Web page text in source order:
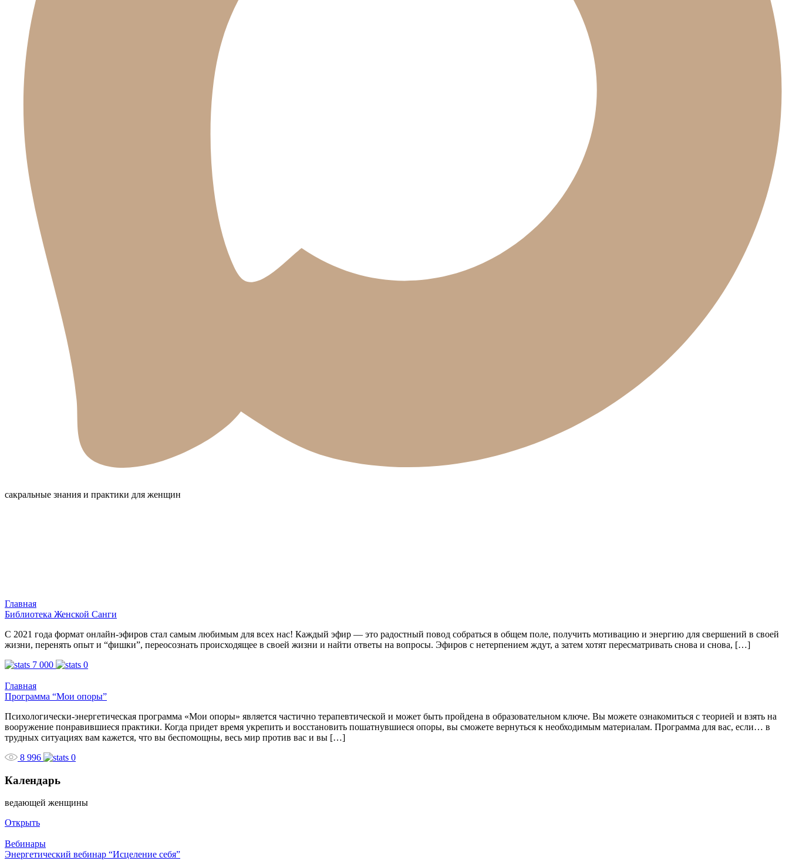
сакральные знания и практики для женщин
Главная
Библиотека Женской Санги
С 2021 года формат онлайн-эфиров стал самым любимым для всех нас! Каждый эфир — это радостный повод собраться в общем поле, получить мотивацию и энергию для свершений в своей
жизни, перенять опыт и “фишки”, переосознать происходящее в своей жизни и найти ответы на вопросы. Эфиров с нетерпением ждут, а затем хотят пересматривать снова и снова, […]
7 000
0
Главная
Программа “Мои опоры”
Психологически-энергетическая программа «Мои опоры» является частично терапевтической и может быть пройдена в образовательном ключе. Вы можете ознакомиться с теорией и взять на
вооружение понравившиеся практики. Когда придет время укрепить и восстановить пошатнувшиеся опоры, вы сможете вернуться к необходимым материалам. Программа для вас, если… в
трудных ситуациях вам кажется, что вы беспомощны, весь мир против вас и вы […]
8 996
0
Календарь
ведающей женщины
Открыть
Вебинары
Энергетический вебинар “Исцеление себя”